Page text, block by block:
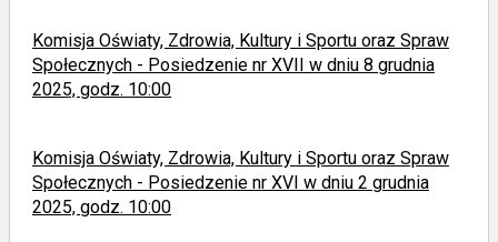
Komisja Oświaty, Zdrowia, Kultury i Sportu oraz Spraw
Społecznych - Posiedzenie nr XVII w dniu 8 grudnia
2025, godz. 10:00
Komisja Oświaty, Zdrowia, Kultury i Sportu oraz Spraw
Społecznych - Posiedzenie nr XVI w dniu 2 grudnia
2025, godz. 10:00